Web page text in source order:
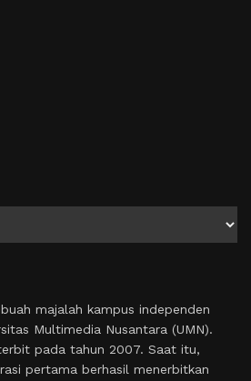
majalah kampus independen
Multimedia Nusantara (UMN).
pada tahun 2007. Saat itu,
pertama berhasil menerbitkan